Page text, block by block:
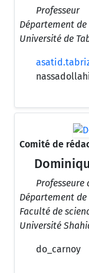
Professeur
Département
Université de
Comité de
Professeure
Département
Faculté de
Université
do_carnoy